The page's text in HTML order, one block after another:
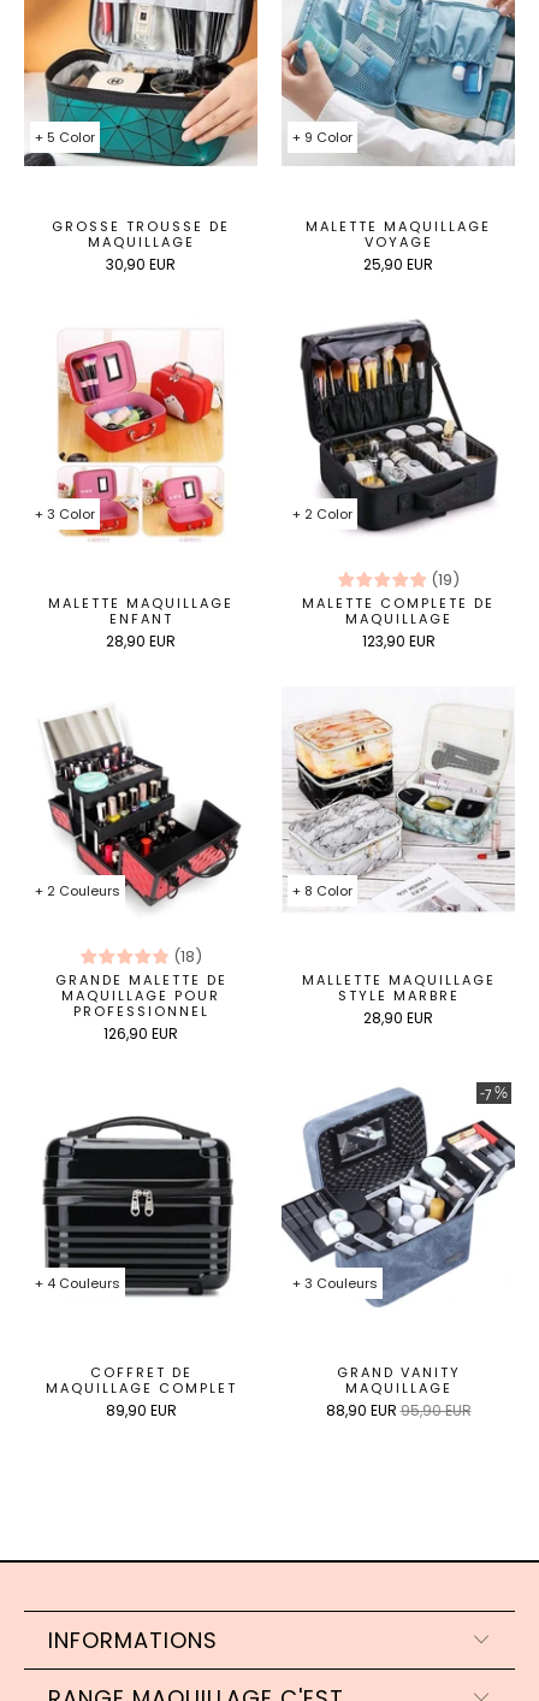
+ 5 Color
GROSSE TROUSSE DE
MAQUILLAGE
30,90 EUR
+ 9 Color
MALETTE MAQUILLAGE
VOYAGE
25,90 EUR
+ 3 Color
MALETTE MAQUILLAGE
ENFANT
28,90 EUR
+ 2 Color
(19)
MALETTE COMPLETE DE
MAQUILLAGE
123,90 EUR
+ 2 Couleurs
(18)
GRANDE MALETTE DE
MAQUILLAGE POUR
PROFESSIONNEL
126,90 EUR
+ 8 Color
MALLETTE MAQUILLAGE
STYLE MARBRE
28,90 EUR
+ 4 Couleurs
COFFRET DE
MAQUILLAGE COMPLET
89,90 EUR
+ 3 Couleurs
-7 %
GRAND VANITY
MAQUILLAGE
88,90 EUR 95,90 EUR
INFORMATIONS